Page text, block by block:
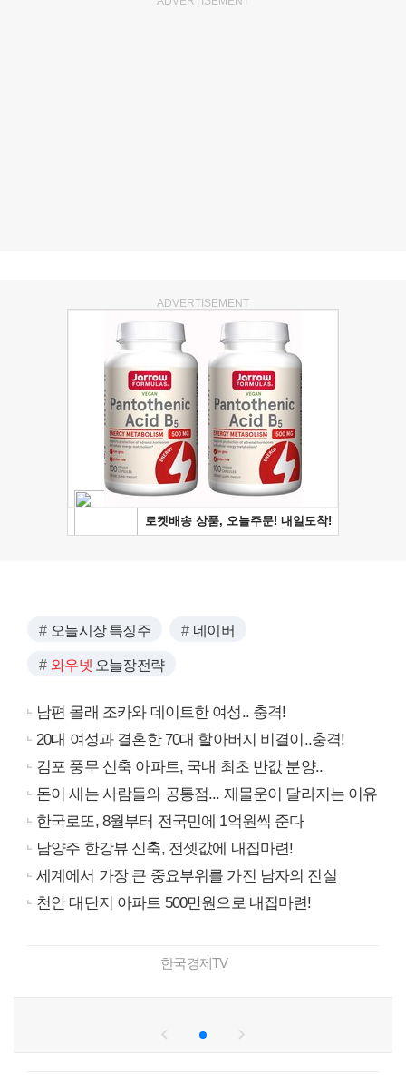
ADVERTISEMENT
오늘시장 특징주 네이버
와우넷 오늘장전략
남편 몰래 조카와 데이트한 여성.. 충격!
20대 여성과 결혼한 70대 할아버지 비결이..충격!
김포 풍무 신축 아파트, 국내 최초 반값 분양..
돈이 새는 사람들의 공통점... 재물운이 달라지는 이유
한국로또, 8월부터 전국민에 1억원씩 준다
남양주 한강뷰 신축, 전셋값에 내집마련!
세계에서 가장 큰 중요부위를 가진 남자의 진실
천안 대단지 아파트 500만원으로 내집마련!
한국경제TV